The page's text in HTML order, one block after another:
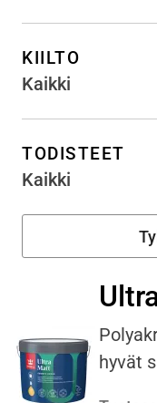
KIILTO
Kaikki
TODISTEET
Kaikki
hyvät